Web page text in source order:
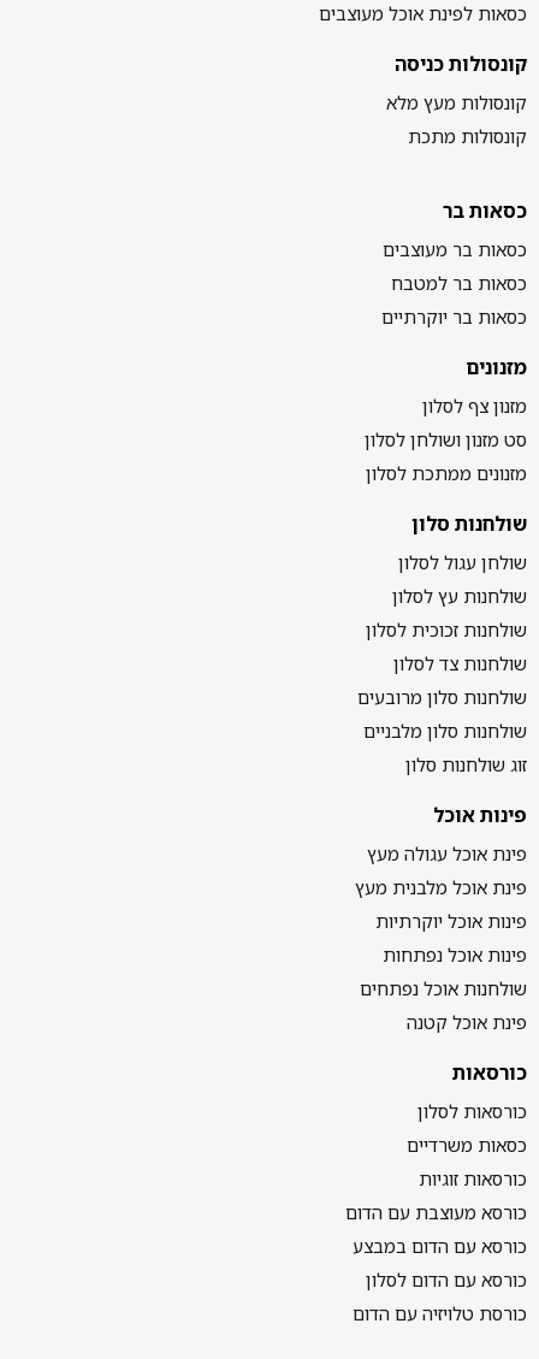
כסאות לפינת אוכל מעוצבים
קונסולות כניסה
קונסולות מעץ מלא
קונסולות מתכת
כסאות בר
כסאות בר מעוצבים
כסאות בר למטבח
כסאות בר יוקרתיים
מזנונים
מזנון צף לסלון
סט מזנון ושולחן לסלון
מזנונים ממתכת לסלון
שולחנות סלון
שולחן עגול לסלון
שולחנות עץ לסלון
שולחנות זכוכית לסלון
שולחנות צד לסלון
שולחנות סלון מרובעים
שולחנות סלון מלבניים
זוג שולחנות סלון
פינות אוכל
פינת אוכל עגולה מעץ
פינת אוכל מלבנית מעץ
פינות אוכל יוקרתיות
פינות אוכל נפתחות
שולחנות אוכל נפתחים
פינת אוכל קטנה
כורסאות
כורסאות לסלון
כסאות משרדיים
כורסאות זוגיות
כורסא מעוצבת עם הדום
כורסא עם הדום במבצע
כורסא עם הדום לסלון
כורסת טלויזיה עם הדום